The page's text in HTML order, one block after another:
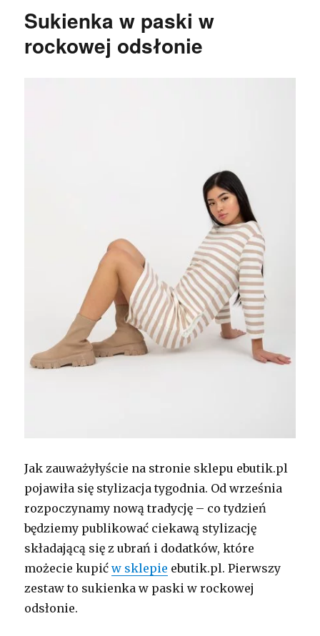
Sukienka w paski w
rockowej odsłonie
Jak zauważyłyście na stronie sklepu ebutik.pl
pojawiła się stylizacja tygodnia. Od września
rozpoczynamy nową tradycję – co tydzień
będziemy publikować ciekawą stylizację
składającą się z ubrań i dodatków, które
możecie kupićw sklepie ebutik.pl. Pierwszy
zestaw to sukienka w paski w rockowej
odsłonie.